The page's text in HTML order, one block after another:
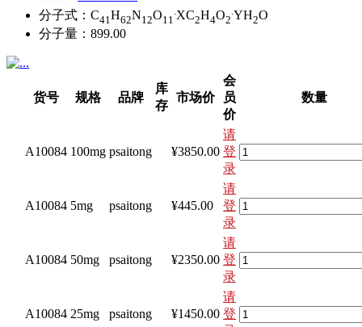
分子式： C41 H62N12O11 XC2H4O2 YH2O
分子量： 899.00
货号 规格 品牌
库
存
市场价
会
员
价
数量
A10084 100mg psaitong ¥3850.00
请
登
录
A10084 5mg psaitong ¥445.00
请
登
录
A10084 50mg psaitong ¥2350.00
请
登
录
A10084 25mg psaitong ¥1450.00
请
登